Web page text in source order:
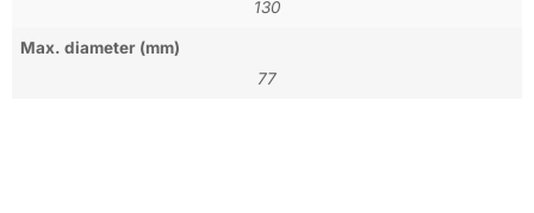
130
Max. diameter (mm)
77